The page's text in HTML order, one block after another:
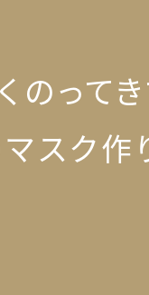
のって
スク作